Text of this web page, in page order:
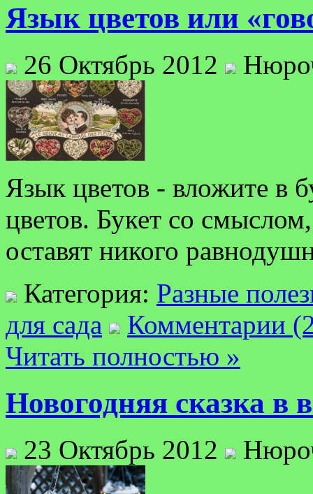
Язык цветов или
26 Октябрь 2012
Язык цветов - вложите в
цветов. Букет со
оставят никого
Категория: Разные
для сада
Комментарии
Читать полностью »
Новогодняя сказка в
23 Октябрь 2012